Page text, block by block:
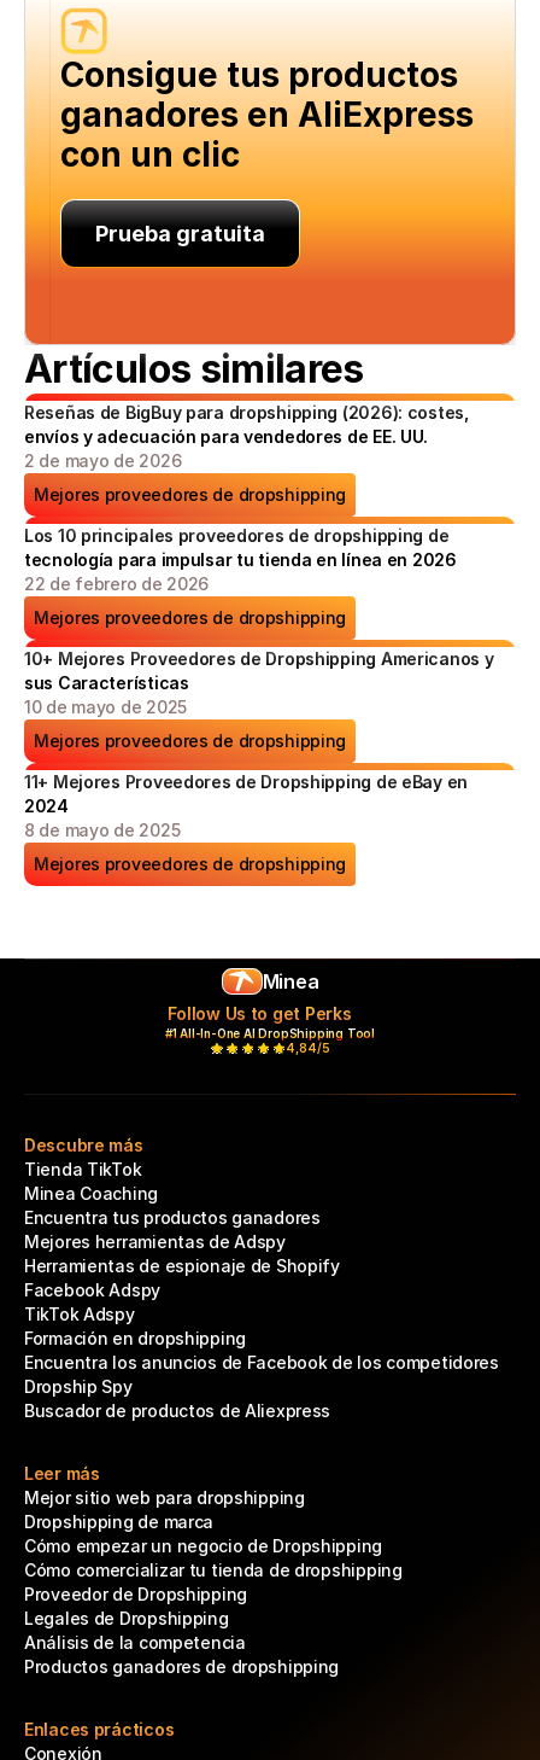
Consigue tus productos
ganadores en AliExpress
con un clic
Prueba gratuita
Artículos similares
Reseñas de BigBuy para dropshipping (2026): costes,
envíos y adecuación para vendedores de EE. UU.
2 de mayo de 2026
Mejores proveedores de dropshipping
Los 10 principales proveedores de dropshipping de
tecnología para impulsar tu tienda en línea en 2026
22 de febrero de 2026
Mejores proveedores de dropshipping
10+ Mejores Proveedores de Dropshipping Americanos y
sus Características
10 de mayo de 2025
Mejores proveedores de dropshipping
11+ Mejores Proveedores de Dropshipping de eBay en
2024
8 de mayo de 2025
Mejores proveedores de dropshipping
Minea
Follow Us to get Perks
#1 All-In-One AI DropShipping Tool
4,84/5
Descubre más
Tienda TikTok
Minea Coaching
Encuentra tus productos ganadores
Mejores herramientas de Adspy
Herramientas de espionaje de Shopify
Facebook Adspy
TikTok Adspy
Formación en dropshipping
Encuentra los anuncios de Facebook de los competidores
Dropship Spy
Buscador de productos de Aliexpress
Leer más
Mejor sitio web para dropshipping
Dropshipping de marca
Cómo empezar un negocio de Dropshipping
Cómo comercializar tu tienda de dropshipping
Proveedor de Dropshipping
Legales de Dropshipping
Análisis de la competencia
Productos ganadores de dropshipping
Enlaces prácticos
Conexión